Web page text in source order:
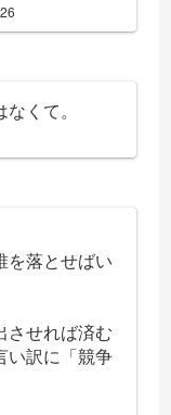
くて。
を落とせばい
させれば済む
い訳に「競争